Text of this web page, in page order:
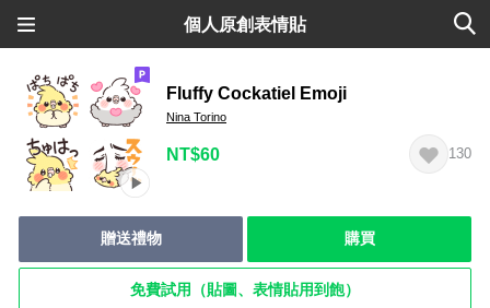
個人原創表情貼
Fluffy Cockatiel Emoji
Nina Torino
NT$60 130
贈送禮物 購買
免費試用（貼圖、表情貼用到飽）